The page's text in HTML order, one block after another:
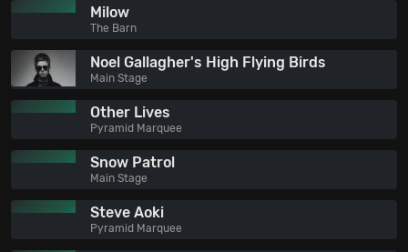
Milow
The Barn
Noel Gallagher's High Flying Birds
Main Stage
Other Lives
Pyramid Marquee
Snow Patrol
Main Stage
Steve Aoki
Pyramid Marquee